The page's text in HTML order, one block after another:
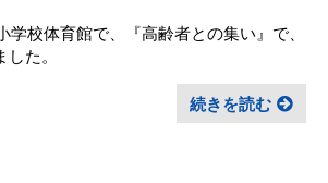
学校体育館で、『高齢者との集い』で、
た。
続きを読む